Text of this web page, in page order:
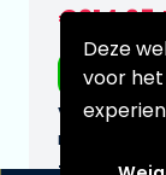
Deze
voor
€214,95
n.v.t.